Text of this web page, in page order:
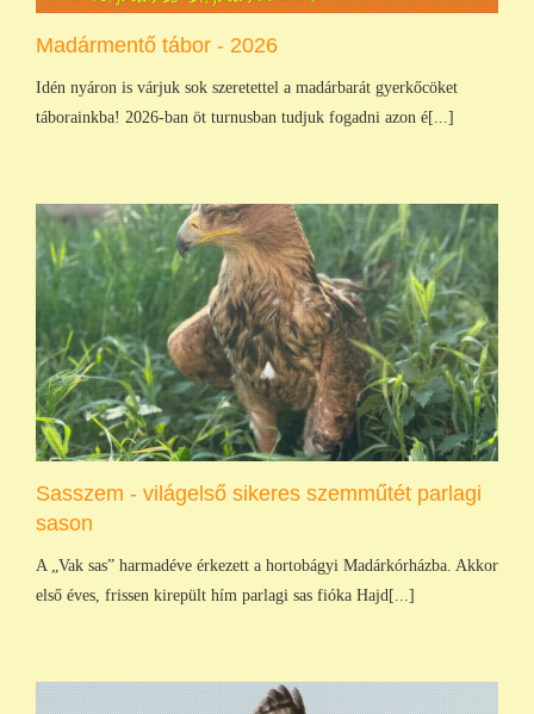
Madármentő tábor - 2026
Idén nyáron is várjuk sok szeretettel a madárbarát gyerkőcöket
táborainkba! 2026-ban öt turnusban tudjuk fogadni azon é[...]
Sasszem - világelső sikeres szemműtét parlagi
sason
A „Vak sas” harmadéve érkezett a hortobágyi Madárkórházba. Akkor
első éves, frissen kirepült hím parlagi sas fióka Hajd[...]